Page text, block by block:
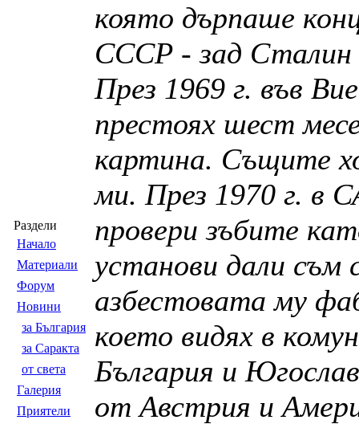
Раздели
Началo
Материали
Форум
Новини
за България
за Саракта
от света
Галерия
Приятели
която дърпаше
СССР - зад Сталин
През 1969 г. във
престоях шест
картина. Същите
ми. През 1970 г. в
провери зъбите
установи дали съм
азбестовата му
което видях в
България и
от Австрия и